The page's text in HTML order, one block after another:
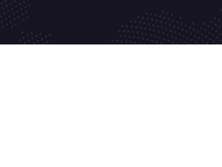
[mc4wp_form id=”806″]